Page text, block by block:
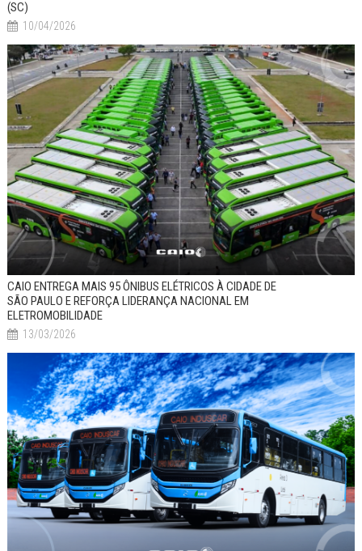
(SC)
10/04/2026
CAIO ENTREGA MAIS 95 ÔNIBUS ELÉTRICOS À CIDADE DE
SÃO PAULO E REFORÇA LIDERANÇA NACIONAL EM
ELETROMOBILIDADE
13/03/2026